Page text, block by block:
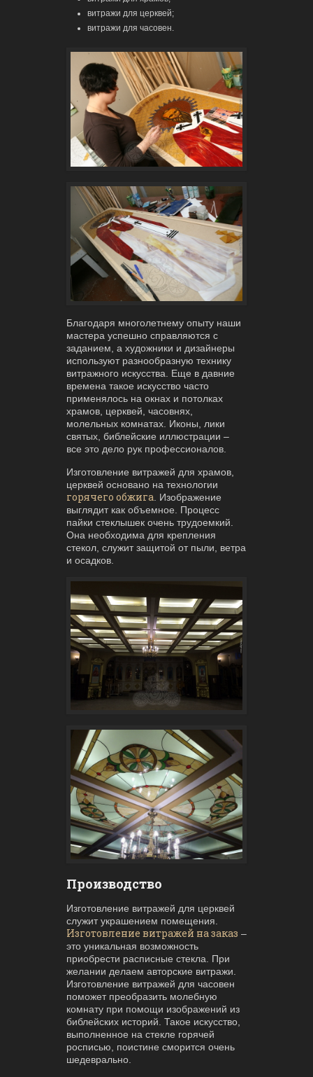
витражи для церквей;
витражи для часовен.
Благодаря многолетнему опыту наши
мастера успешно справляются с
заданием, а художники и дизайнеры
используют разнообразную технику
витражного искусства. Еще в давние
времена такое искусство часто
применялось на окнах и потолках
храмов, церквей, часовнях,
молельных комнатах. Иконы, лики
святых, библейские иллюстрации –
все это дело рук профессионалов.
Изготовление витражей для храмов,
церквей основано на технологии
горячего обжига . Изображение
выглядит как объемное. Процесс
пайки стеклышек очень трудоемкий.
Она необходима для крепления
стекол, служит защитой от пыли, ветра
и осадков.
Производство
Изготовление витражей для церквей
служит украшением помещения.
Изготовление витражей на заказ –
это уникальная возможность
приобрести расписные стекла. При
желании делаем авторские витражи.
Изготовление витражей для часовен
поможет преобразить молебную
комнату при помощи изображений из
библейских историй. Такое искусство,
выполненное на стекле горячей
росписью, поистине сморится очень
шедеврально.